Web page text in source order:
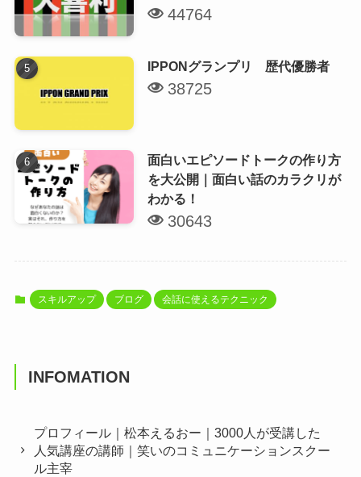
44764
IPPONグランプリ 歴代優勝者
38725
面白いエピソードトークの作り方
を大公開｜面白い話のカラクリが
わかる！
30643
スキルアップ ブログ 会話に使えるテクニック
INFOMATION
プロフィール｜松本えるおー｜3000人が受講した
人気講座の講師｜笑いのコミュニケーションスクー
ル主宰